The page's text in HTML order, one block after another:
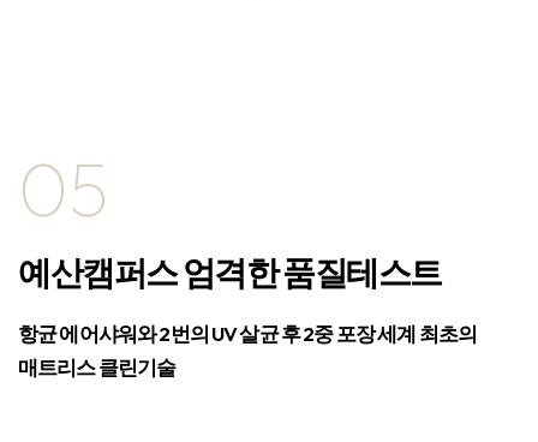
05
예산캠퍼스 엄격한 품질테스트
항균 에어샤워와 2번의 UV 살균 후 2중 포장세계 최초의
매트리스 클린기술